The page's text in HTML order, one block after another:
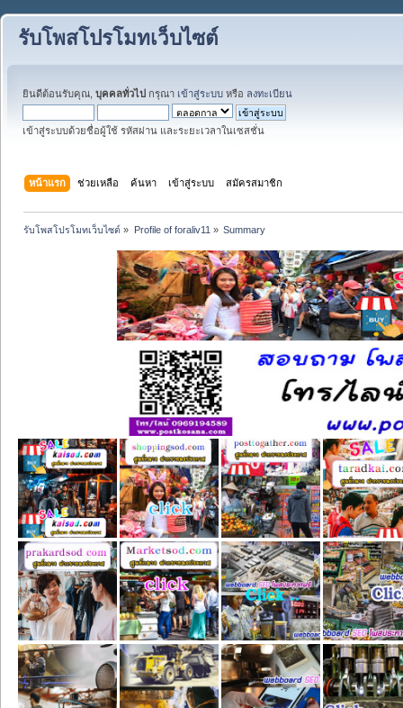
รับโพสโปรโมทเว็บไซต์
ยินดีต้อนรับคุณ, บุคคลทั่วไป กรุณา เข้าสู่ระบบ หรือ ลงทะเบียน
เข้าสู่ระบบด้วยชื่อผู้ใช้ รหัสผ่าน และระยะเวลาในเซสชั่น
หน้าแรก ช่วยเหลือ ค้นหา เข้าสู่ระบบ สมัครสมาชิก
รับโพสโปรโมทเว็บไซต์ » Profile of foraliv11 » Summary